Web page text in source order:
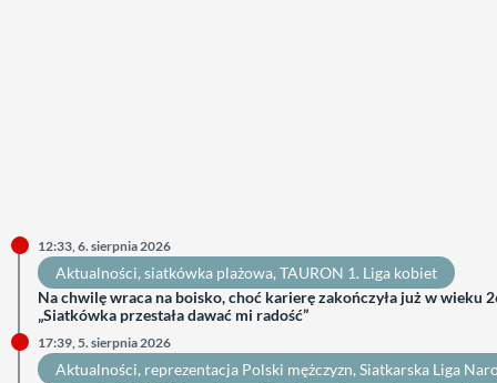
12:33, 6. sierpnia 2026
Aktualności, siatkówka plażowa, TAURON 1. Liga kobiet
Na chwilę wraca na boisko, choć karierę zakończyła już w wieku
„Siatkówka przestała dawać mi radość”
17:39, 5. sierpnia 2026
Aktualności, reprezentacja Polski mężczyzn, Siatkarska Liga